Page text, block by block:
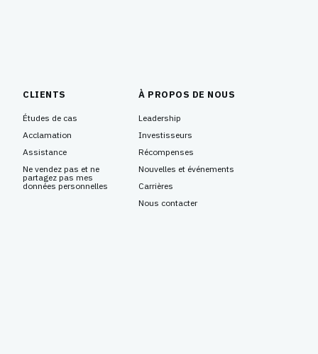
CLIENTS
Études de cas
Acclamation
Assistance
Ne vendez pas et ne
partagez pas mes
données personnelles
À PROPOS DE NOUS
Leadership
Investisseurs
Récompenses
Nouvelles et événements
Carrières
Nous contacter